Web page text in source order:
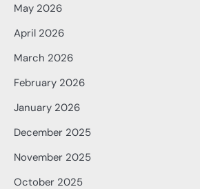
May 2026
April 2026
March 2026
February 2026
January 2026
December 2025
November 2025
October 2025